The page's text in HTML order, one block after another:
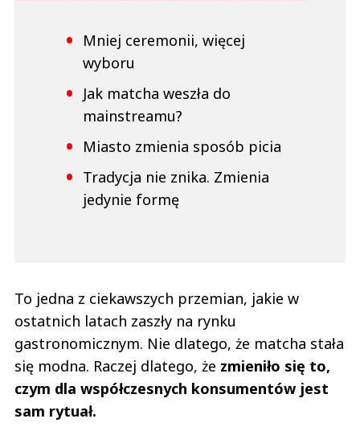
Mniej ceremonii, więcej
wyboru
Jak matcha weszła do
mainstreamu?
Miasto zmienia sposób picia
Tradycja nie znika. Zmienia
jedynie formę
To jedna z ciekawszych przemian, jakie w
ostatnich latach zaszły na rynku
gastronomicznym. Nie dlatego, że matcha stała
się modna. Raczej dlatego, że zmieniło się to,
czym dla współczesnych konsumentów jest
sam rytuał.